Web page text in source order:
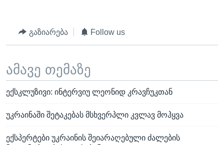
გაზიარება Follow us
ამავე თემაზე
ექსკლუზივი: ინტერვიუ ლეონიდ კრავჩუკთან
უკრაინაში შეტაკებას მსხვერპლი კვლავ მოჰყვა
ექსპერტები უკრაინის შეიარაღებული ძალების